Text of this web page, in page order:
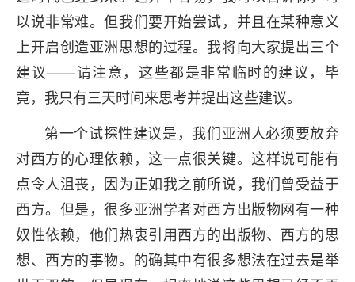
以说非常难。但我们要开始尝试，并且在某种意义
上开启创造亚洲思想的过程。我将向大家提出三个
建议——请注意，这些都是非常临时的建议，毕
竟，我只有三天时间来思考并提出这些建议。
第一个试探性建议是，我们亚洲人必须要放弃
对西方的心理依赖，这一点很关键。这样说可能有
点令人沮丧，因为正如我之前所说，我们曾受益于
西方。但是，很多亚洲学者对西方出版物网有一种
奴性依赖，他们热衷引用西方的出版物、西方的思
想、西方的事物。的确其中有很多想法在过去是举